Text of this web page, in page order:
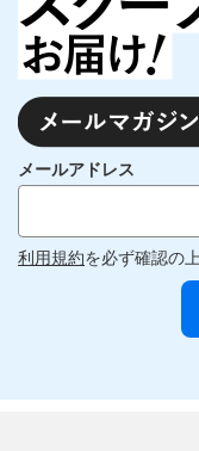
メールアドレス
利用規約を必ず確認の